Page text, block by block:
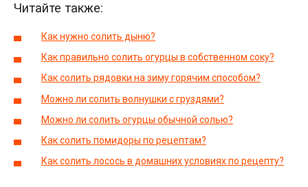
Читайте также:
Как нужно солить дыню?
Как правильно солить огурцы в собственном соку?
Как солить рядовки на зиму горячим способом?
Можно ли солить волнушки с груздями?
Можно ли солить огурцы обычной солью?
Как солить помидоры по рецептам?
Как солить лосось в домашних условиях по рецепту?